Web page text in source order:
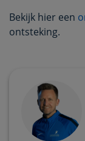
Bekijk hier een
ontsteking.